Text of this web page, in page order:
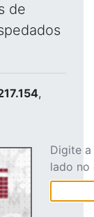
de
,
Digite
lado no